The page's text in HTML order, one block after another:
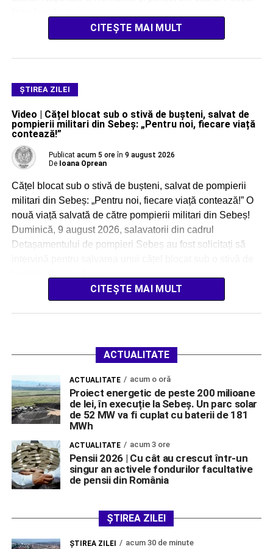
CITEȘTE MAI MULT
ŞTIREA ZILEI
Video | Cățel blocat sub o stivă de bușteni, salvat de
pompierii militari din Sebeș: „Pentru noi, fiecare viață
contează!”
Publicat acum 5 ore în 9 august 2026
De Ioana Oprean
Cățel blocat sub o stivă de bușteni, salvat de pompierii
militari din Sebeș: „Pentru noi, fiecare viață contează!” O
nouă viață salvată de către pompierii militari din Sebeș!
Duminică, 9 august 2026, salavatorii din cadrul
Detașamentului de pompieri Sebeș au fost solicitați să
CITEȘTE MAI MULT
ACTUALITATE
ACTUALITATE acum o oră
Proiect energetic de peste 200 milioane
de lei, în execuție la Sebeș. Un parc solar
de 52 MW va fi cuplat cu baterii de 181
MWh
ACTUALITATE acum 3 ore
Pensii 2026 | Cu cât au crescut într-un
singur an activele fondurilor facultative
de pensii din România
ȘTIREA ZILEI
ŞTIREA ZILEI acum 30 de minute